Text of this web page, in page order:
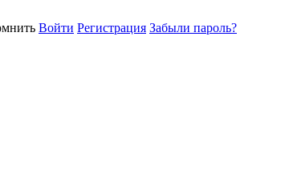
Войти Регистрация Забыли пароль?